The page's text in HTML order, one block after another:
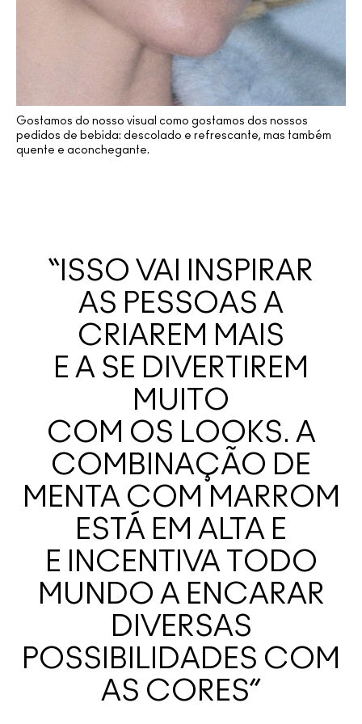
Gostamos do nosso visual como gostamos dos nossos
pedidos de bebida: descolado e refrescante, mas também
quente e aconchegante.
“ISSO VAI INSPIRAR
AS PESSOAS A
CRIAREM MAIS
E A SE DIVERTIREM
MUITO
COM OS LOOKS. A
COMBINAÇÃO DE
MENTA COM MARROM
ESTÁ EM ALTA E
E INCENTIVA TODO
MUNDO A ENCARAR
DIVERSAS
POSSIBILIDADES COM
AS CORES”